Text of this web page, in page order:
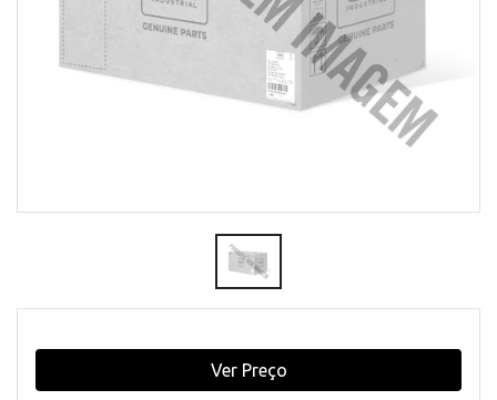
Ver Preço